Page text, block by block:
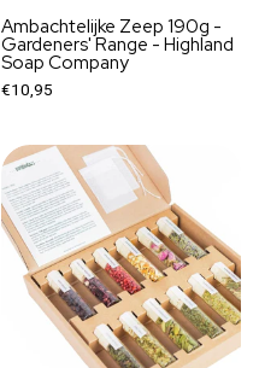
Ambachtelijke Zeep 190g -
Gardeners' Range - Highland
Soap Company
€10,95